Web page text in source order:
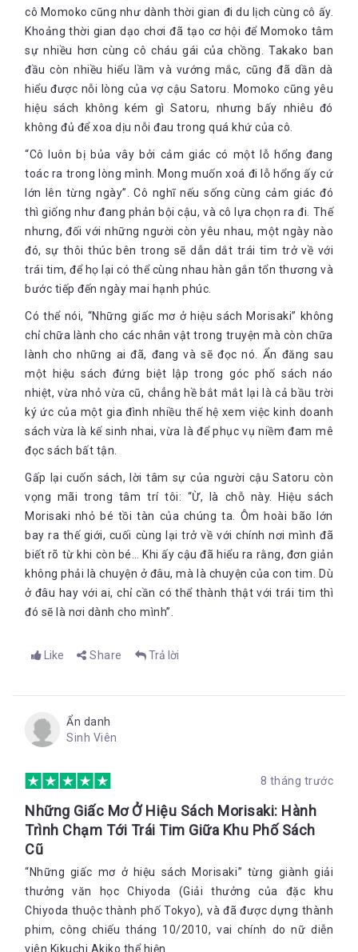
cô Momoko cũng như dành thời gian đi du lịch cùng cô ấy.
Khoảng thời gian dạo chơi đã tạo cơ hội để Momoko tâm
sự nhiều hơn cùng cô cháu gái của chồng. Takako ban
đầu còn nhiều hiểu lầm và vướng mắc, cũng đã dần dà
hiểu được nỗi lòng của vợ cậu Satoru. Momoko cũng yêu
hiệu sách không kém gì Satoru, nhưng bấy nhiêu đó
không đủ để xoa dịu nỗi đau trong quá khứ của cô.
“Cô luôn bị bủa vây bởi cảm giác có một lỗ hổng đang
toác ra trong lòng mình. Mong muốn xoá đi lỗ hổng ấy cứ
lớn lên từng ngày”. Cô nghĩ nếu sống cùng cảm giác đó
thì giống như đang phản bội cậu, và cô lựa chọn ra đi. Thế
nhưng, đối với những người còn yêu nhau, một ngày nào
đó, sự thôi thúc bên trong sẽ dẫn dắt trái tim trở về với
trái tim, để họ lại có thể cùng nhau hàn gắn tổn thương và
bước tiếp đến ngày mai hạnh phúc.
Có thể nói, “Những giấc mơ ở hiệu sách Morisaki” không
chỉ chữa lành cho các nhân vật trong truyện mà còn chữa
lành cho những ai đã, đang và sẽ đọc nó. Ẩn đăng sau
một hiệu sách đứng biệt lập trong góc phố sách náo
nhiệt, vừa nhỏ vừa cũ, chẳng hề bắt mắt lại là cả bầu trời
ký ức của một gia đình nhiều thế hệ xem việc kinh doanh
sách vừa là kế sinh nhai, vừa là để phục vụ niềm đam mê
đọc sách bất tận.
Gấp lại cuốn sách, lời tâm sự của người cậu Satoru còn
vọng mãi trong tâm trí tôi: “Ừ, là chỗ này. Hiệu sách
Morisaki nhỏ bé tồi tàn của chúng ta. Ôm hoài bão lớn
bay ra thế giới, cuối cùng lại trở về với chính nơi mình đã
biết rõ từ khi còn bé… Khi ấy cậu đã hiểu ra rằng, đơn giản
không phải là chuyện ở đâu, mà là chuyện của con tim. Dù
ở đâu hay với ai, chỉ cần có thể thành thật với trái tim thì
đó sẽ là nơi dành cho mình”.
Like Share Trả lời
Ẩn danh
Sinh Viên
8 tháng trước
Những Giấc Mơ Ở Hiệu Sách Morisaki: Hành
Trình Chạm Tới Trái Tim Giữa Khu Phố Sách
Cũ
“Những giấc mơ ở hiệu sách Morisaki” từng giành giải
thưởng văn học Chiyoda (Giải thưởng của đặc khu
Chiyoda thuộc thành phố Tokyo), và đã được dựng thành
phim, công chiếu tháng 10/2010, vai chính do nữ diễn
viên Kikuchi Akiko thể hiện.